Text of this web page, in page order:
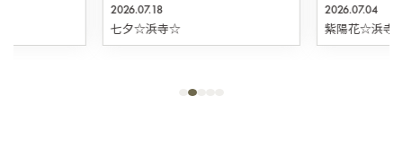
2026.07.18
七夕☆浜寺☆
2026.07.04
紫陽花☆浜寺